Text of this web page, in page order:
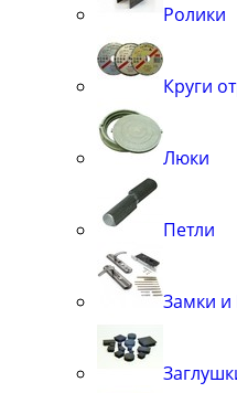
Ролики
Круги
Люки
Петли
Замки и